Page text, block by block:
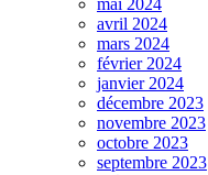
avril 2024
mars 2024
février 2024
janvier 2024
décembre 2023
novembre 2023
octobre 2023
septembre 2023